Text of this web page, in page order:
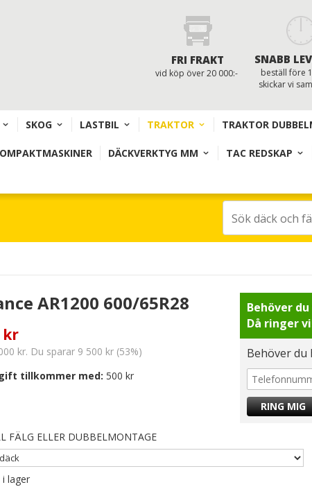
FRI FRAKT
vid köp över 20 000:-
SNABB
beställ före
skickar vi
SKOG LASTBIL TRAKTOR TRAKTOR
DÄCKVERKTYG MM TAC REDSKAP
Behöver
Då ringer
Behöver du
AR1200 600/65R28
kr
kr. Du sparar 9 500 kr (53%)
tillkommer med: 500 kr
FÄLG ELLER DUBBELMONTAGE
i lager